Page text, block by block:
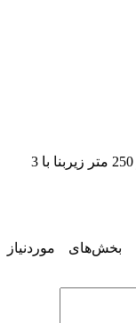
ویلا همکف با 500 متر زمین و 250 متر زیربنا با 3
بخش‌های موردنیاز